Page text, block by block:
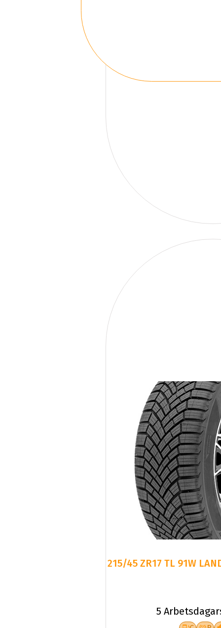
215/45 ZR17 TL 91W
5